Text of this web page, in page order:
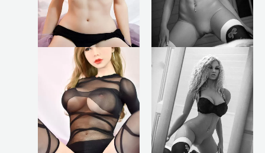
peuvent
être
la
page
du
produit
être
la
page
du